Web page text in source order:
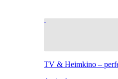
TV & Heimkino –